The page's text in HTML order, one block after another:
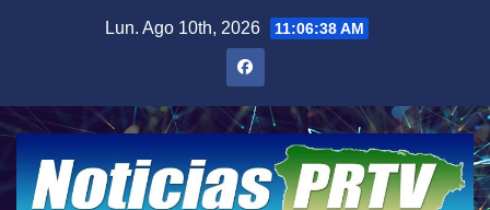
Lun. Ago 10th, 2026 11:06:40 AM